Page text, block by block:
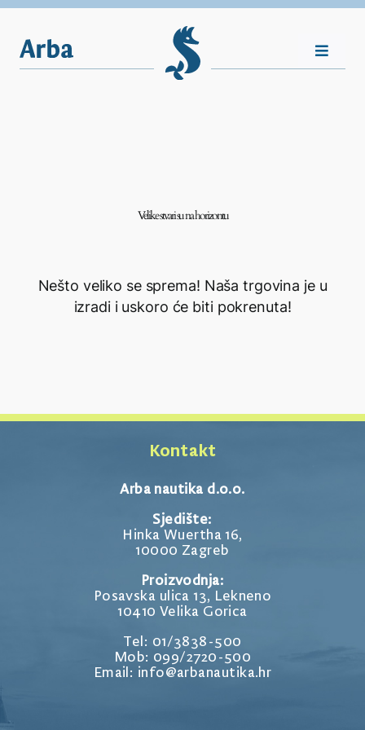
Skip
content
Toggle
Plovila
Velike stvari su na horizontu
Nešto veliko se sprema! Naša trgovina je u
izradi i uskoro će biti pokrenuta!
Kontakt
Arba nautika d.o.o.
Sjedište:
Hinka Wuertha 16,
10000 Zagreb
Proizvodnja:
Posavska ulica 13, Lekneno
10410 Velika Gorica
Tel: 01/3838-500
Mob: 099/2720-500
Email: info@arbanautika.hr